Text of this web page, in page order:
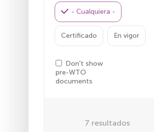
- Cualquiera -
Certificado En vigor
Don't show
pre-WTO
documents
7 resultados